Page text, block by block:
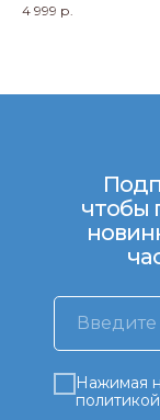
4 999 р.
Нажимая
чтобы